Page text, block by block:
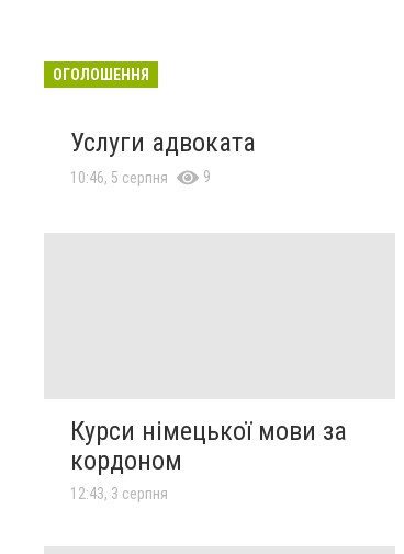
ОГОЛОШЕННЯ
Услуги адвоката
10:46, 5 серпня 9
Курси німецької мови за
кордоном
12:43, 3 серпня